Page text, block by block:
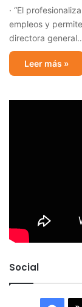
· “El
empleos y
directora
Leer más »
Social